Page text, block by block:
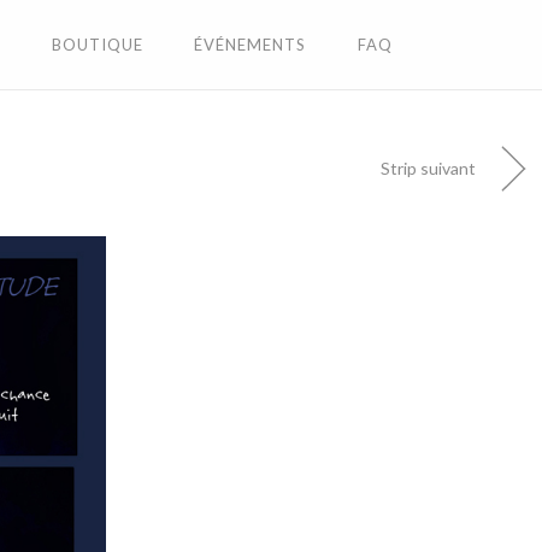
BOUTIQUE ÉVÉNEMENTS FAQ
Strip suivant